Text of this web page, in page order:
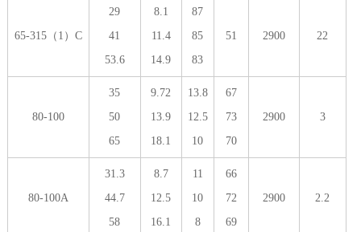
65-315（1）C
29
41
53.6
8.1
11.4
14.9
87
85
83
51 2900 22
80-100
35
50
65
9.72
13.9
18.1
13.8
12.5
10
67
73
70
2900 3
80-100A
31.3
44.7
58
8.7
12.5
16.1
11
10
8
66
72
69
2900 2.2